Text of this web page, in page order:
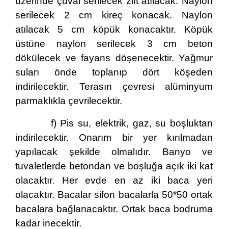
serilecek 2 cm kireç konacak. Naylon
atılacak 5 cm köpük konacaktır. Köpük
üstüne naylon serilecek 3 cm beton
dökülecek ve fayans döşenecektir. Yağmur
suları önde toplanıp dört köşeden
indirilecektir. Terasın çevresi alüminyum
parmaklıkla çevrilecektir.
f) Pis su, elektrik, gaz, su boşluktan
indirilecektir. Onarım bir yer kırılmadan
yapılacak şekilde olmalıdır. Banyo ve
tuvaletlerde betondan ve boşluğa açık iki kat
olacaktır. Her evde en az iki baca yeri
olacaktır. Bacalar sifon bacalarla 50*50 ortak
bacalara bağlanacaktır. Ortak baca bodruma
kadar inecektir.